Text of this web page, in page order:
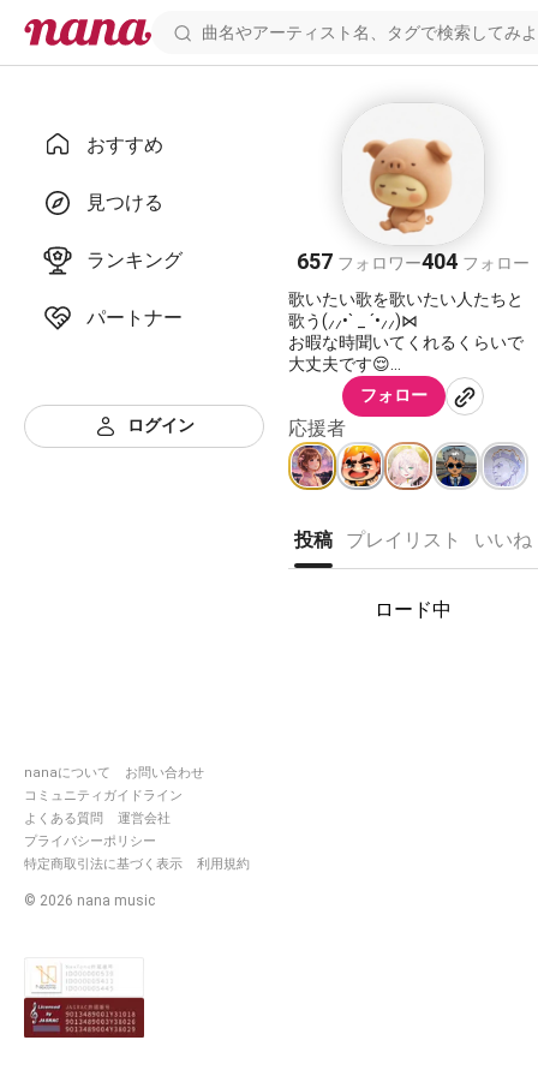
おすすめ
見つける
ランキング
パートナー
ログイン
nanaについて
お問い合わせ
コミュニティガイドライン
よくある質問
運営会社
プライバシーポリシー
特定商取引法に基づく表示
利用規約
© 2026 nana music
かなんྀི🐽
657 フォロワー404 フォロー
歌いたい歌を歌いたい人たちと
歌う(⸝⸝•ˋ _ ˊ•⸝⸝)⋈
お暇な時聞いてくれるくらいで
大丈夫です😌
コメ返は気分が乗ってる時しか
出来ませんm(_ _)m
気持ちを込めて返したいので☺️
マイペースですぅ🙃
歌ってなくても元気なのでお気
リポも聞いてくれるフレさんの
優しさに感謝です(*･ω･)*_ _)ﾍﾟｺ
フォロー
応援者
投稿 プレイリスト いいね
ロード中